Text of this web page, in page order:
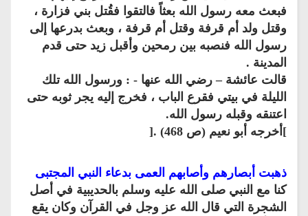
فبعث معه رسول الله بعثاً فالتقوا فقُتل بني فزارة ،
وقتل ولد أم قرفة وقتل أم قرفة ، وبعث بدرعها إلى
رسول الله فنصبه بين رمحين وأقبل زيد حتى قدم
المدينة .
قالت عائشة – رضي الله عنها - : ورسول الله تلك
الليلة في بيتي فقرع الباب ، فخرج إليه يجر ثوبه حتى
اعتنقه وقبله رسول الله.
]أخرجه أبو نعيم (ص 468) .[
ذهبت أبصارهم وأصابهم العمى بدعاء النبي المجتبى
كنا مع النبي صلى الله عليه وسلم بالحديبية في أصل
الشجرة التي قال الله عز وجل في القرآن وكان يقع